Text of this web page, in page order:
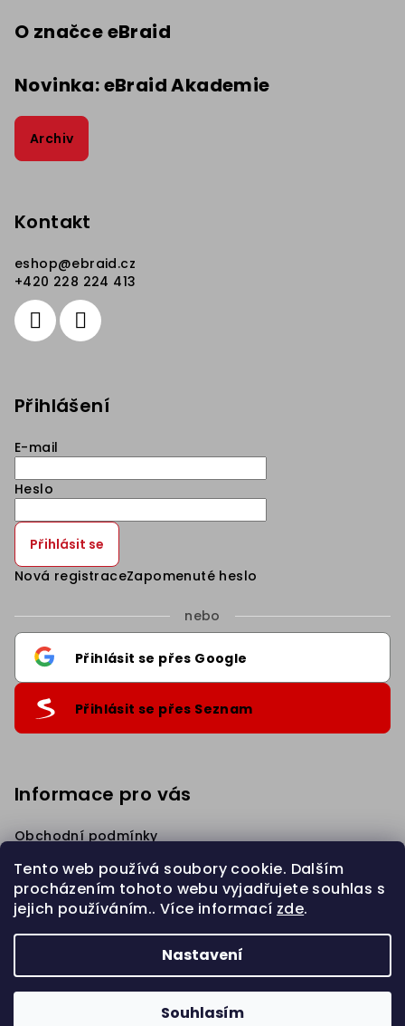
Tento web používá soubory cookie. Dalším
procházením tohoto webu vyjadřujete souhlas s
jejich používáním.. Více informací zde.
Nastavení
Souhlasím
O značce eBraid
Novinka: eBraid Akademie
Archiv
Kontakt
eshop@ebraid.cz
+420 228 224 413
Přihlášení
E-mail
Heslo
Přihlásit se
Nová registraceZapomenuté heslo
nebo
Přihlásit se přes Google
Přihlásit se přes Seznam
Informace pro vás
Obchodní podmínky
Podmínky ochrany osobních údajů
Věrnostní Sleva
Napište nám